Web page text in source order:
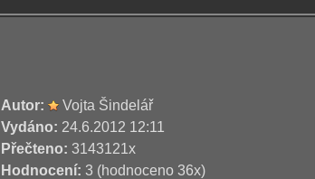
Autor:
Vojta Šindelář
Vydáno: 24.6.2012 12:11
Přečteno: 3143121x
Hodnocení: 3 (hodnoceno 36x)